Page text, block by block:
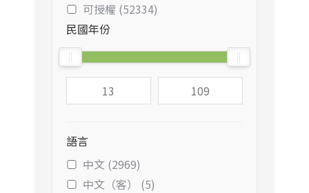
可授權 (52334)
民國年份
語言
中文 (2969)
中文（客） (5)